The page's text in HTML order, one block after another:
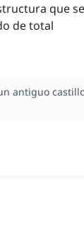
que
de total
antiguo